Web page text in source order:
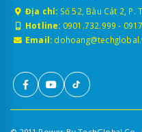
Địa chỉ: Số 52, Bàu Cát 2, P.
Hotline: 0901.732.999 -
Email: